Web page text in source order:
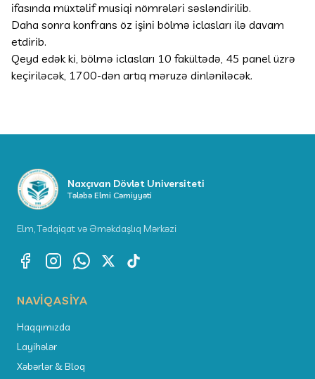
ifasında müxtəlif musiqi nömrələri səsləndirilib.
Daha sonra konfrans öz işini bölmə iclasları ilə davam
etdirib.
Qeyd edək ki, bölmə iclasları 10 fakültədə, 45 panel üzrə
keçiriləcək, 1700-dən artıq məruzə dinləniləcək.
Naxçıvan Dövlət Universiteti
Tələbə Elmi Cəmiyyəti
Elm, Tədqiqat və Əməkdaşlıq Mərkəzi
NAVIQASIYA
Haqqımızda
Layihələr
Xəbərlər & Bloq